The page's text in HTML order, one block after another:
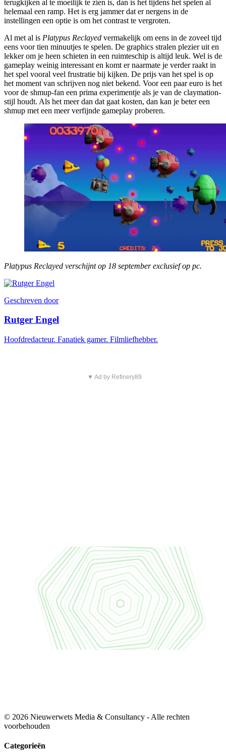
terugkijken al te moeilijk te zien is, dan is het tijdens het spelen al
helemaal een ramp. Het is erg jammer dat er nergens in de
instellingen een optie is om het contrast te vergroten.
Al met al is Platypus Reclayed vermakelijk om eens in de zoveel tijd
eens voor tien minuutjes te spelen. De graphics stralen plezier uit en
lekker om je heen schieten in een ruimteschip is altijd leuk. Wel is de
gameplay weinig interessant en komt er naarmate je verder raakt in
het spel vooral veel frustratie bij kijken. De prijs van het spel is op
het moment van schrijven nog niet bekend. Voor een paar euro is het
voor de shmup-fan een prima experimentje als je van de claymation-
stijl houdt. Als het meer dan dat gaat kosten, dan kan je beter een
shmup met een meer verfijnde gameplay proberen.
Platypus Reclayed verschijnt op 18 september exclusief op pc.
Geschreven door
Rutger Engel
Hoofdredacteur. Fanatiek gamer. Filmliefhebber.
▼ Ad by Refinery89
© 2026 Nieuwerwets Media & Consultancy - Alle rechten
voorbehouden
Categorieën